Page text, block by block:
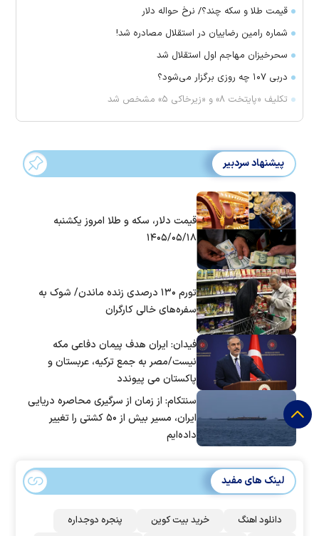
قیمت طلا و سکه چند؟/ نرخ حواله دلار
شماره رامین رضاییان در استقلال مصادره شد!
سحرخیزان مهاجم اول استقلال شد
دربی ۱۰۷ چه روزی برگزار می‌شود؟
تکلیف «پایتخت ۸» و «زیرخاکی ۵» مشخص شد
پیشنهاد سردبیر
قیمت دلار، سکه و طلا امروز یکشنبه
۱۴۰۵/۰۵/۱۸
تورم ۱۳۰ درصدی زنده ماندن/ شوک به
سفره‌های خالی کارگران
فیدان: ایران هدف پیمان دفاعی مکه
نیست/مصر به جمع ترکیه، عربستان و
پاکستان می پیوندد
سنتکام: از زمان از سرگیری محاصره دریایی
ایران، مسیر بیش از ۵۰ کشتی را تغییر
داده‌ایم
لینک های مفید
دانلود اهنگ خرید بیت کوین پنجره دوجداره